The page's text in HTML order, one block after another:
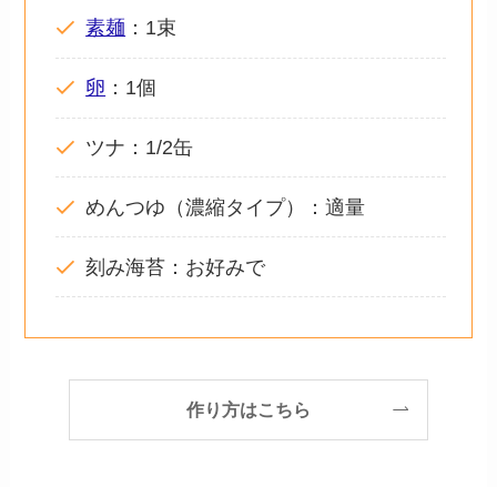
素麺 ：1束
卵 ：1個
ツナ：1/2缶
めんつゆ（濃縮タイプ）：適量
刻み海苔：お好みで
作り方はこちら